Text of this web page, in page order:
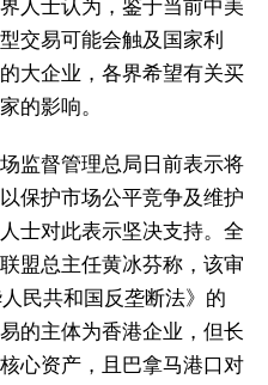
人士认为，鉴于当前中美
交易可能会触及国家利
大企业，各界希望有关买
的影响。
监督管理总局日前表示将
保护市场公平竞争及维护
士对此表示坚决支持。全
盟总主任黄冰芬称，该审
民共和国反垄断法》的
的主体为香港企业，但长
心资产，且巴拿马港口对